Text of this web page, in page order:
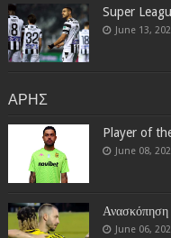
Super
June 13,
ΑΡΗΣ
Player of
June 08,
June 06,